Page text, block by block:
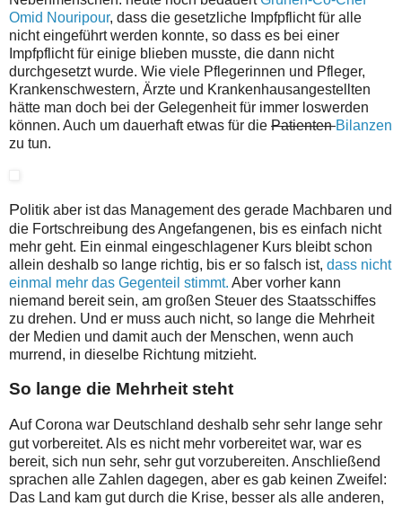
Omid Nouripour, dass die gesetzliche Impfpflicht für alle
nicht eingeführt werden konnte, so dass es bei einer
Impfpflicht für einige blieben musste, die dann nicht
durchgesetzt wurde. Wie viele Pflegerinnen und Pfleger,
Krankenschwestern, Ärzte und Krankenhausangestellten
hätte man doch bei der Gelegenheit für immer loswerden
können. Auch um dauerhaft etwas für die PatientenBilanzen
zu tun.
Politik aber ist das Management des gerade Machbaren und
die Fortschreibung des Angefangenen, bis es einfach nicht
mehr geht. Ein einmal eingeschlagener Kurs bleibt schon
allein deshalb so lange richtig, bis er so falsch ist, dass nicht
einmal mehr das Gegenteil stimmt. Aber vorher kann
niemand bereit sein, am großen Steuer des Staatsschiffes
zu drehen. Und er muss auch nicht, so lange die Mehrheit
der Medien und damit auch der Menschen, wenn auch
murrend, in dieselbe Richtung mitzieht.
So lange die Mehrheit steht
Auf Corona war Deutschland deshalb sehr sehr lange sehr
gut vorbereitet. Als es nicht mehr vorbereitet war, war es
bereit, sich nun sehr, sehr gut vorzubereiten. Anschließend
sprachen alle Zahlen dagegen, aber es gab keinen Zweifel:
Das Land kam gut durch die Krise, besser als alle anderen,